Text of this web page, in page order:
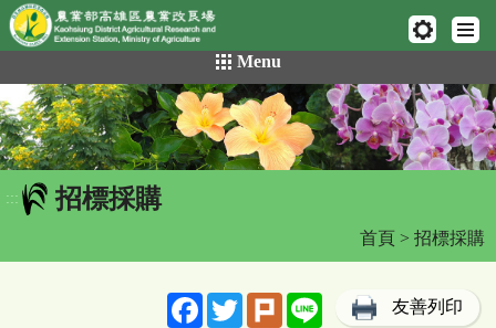
網頁置頂
到
主
要
內
容
區
Menu
::: 招標採購
首頁 > 招標採購
FacebookTwitterPlurk Line 友善列印